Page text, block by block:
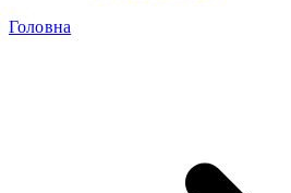
Головна